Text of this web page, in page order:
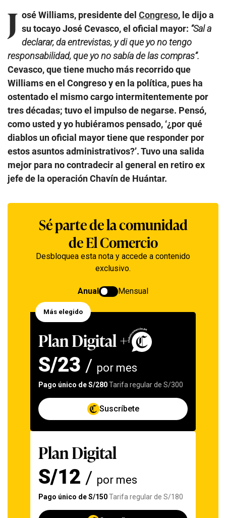
J osé Williams, presidente del Congreso, le dijo a
su tocayo José Cevasco, el oficial mayor: “Sal a
declarar, da entrevistas, y di que yo no tengo
responsabilidad, que yo no sabía de las compras”.
Cevasco, que tiene mucho más recorrido que
Williams en el Congreso y en la política, pues ha
ostentado el mismo cargo intermitentemente por
tres décadas; tuvo el impulso de negarse. Pensó,
como usted y yo hubiéramos pensado, ‘¿por qué
diablos un oficial mayor tiene que responder por
estos asuntos administrativos?’. Tuvo una salida
mejor para no contradecir al general en retiro ex
jefe de la operación Chavín de Huántar.